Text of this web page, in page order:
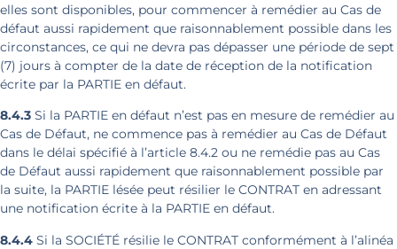
elles sont disponibles, pour commencer à remédier au Cas de
défaut aussi rapidement que raisonnablement possible dans les
circonstances, ce qui ne devra pas dépasser une période de sept
(7) jours à compter de la date de réception de la notification
écrite par la PARTIE en défaut.
8.4.3 Si la PARTIE en défaut n’est pas en mesure de remédier au
Cas de Défaut, ne commence pas à remédier au Cas de Défaut
dans le délai spécifié à l’article 8.4.2 ou ne remédie pas au Cas
de Défaut aussi rapidement que raisonnablement possible par
la suite, la PARTIE lésée peut résilier le CONTRAT en adressant
une notification écrite à la PARTIE en défaut.
8.4.4 Si la SOCIÉTÉ résilie le CONTRAT conformément à l’alinéa